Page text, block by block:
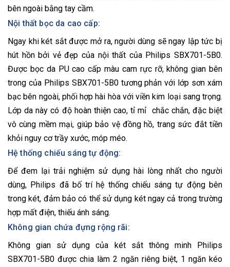
bên ngoài bằng tay cầm.
Nội thất bọc da cao cấp:
Ngay khi két sắt được mở ra, người dùng sẽ ngay lập tức bị
hút hồn bởi vẻ đẹp của nội thất của Philips SBX701-5B0.
Được bọc da PU cao cấp màu cam rực rỡ, không gian bên
trong của Philips SBX701-5B0 tương phản với lớp sơn xám
bạc bên ngoài, phối hợp hài hòa với viền kim loại sang trọng.
Lớp da này có độ hoàn thiện cao, tỉ mỉ chắc chắn, đặc biệt
vô cùng mềm mại, giúp bảo vệ đồng hồ, trang sức đắt tiền
khỏi nguy cơ trầy xước, móp méo.
Hệ thống chiếu sáng tự động:
Để đem lại trải nghiệm sử dụng hài lòng nhất cho người
dùng, Philips đã bố trí hệ thống chiếu sáng tự động bên
trong két, đảm bảo có thể sử dụng két ngay cả trong trường
hợp mất điện, thiếu ánh sáng.
Không gian chứa đựng rộng rãi:
Không gian sử dụng của két sắt thông minh Philips
SBX701-5B0 được chia làm 2 ngăn riêng biệt, 1 ngăn kéo